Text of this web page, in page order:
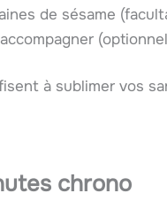
de sésame
à sublimer vos
chrono